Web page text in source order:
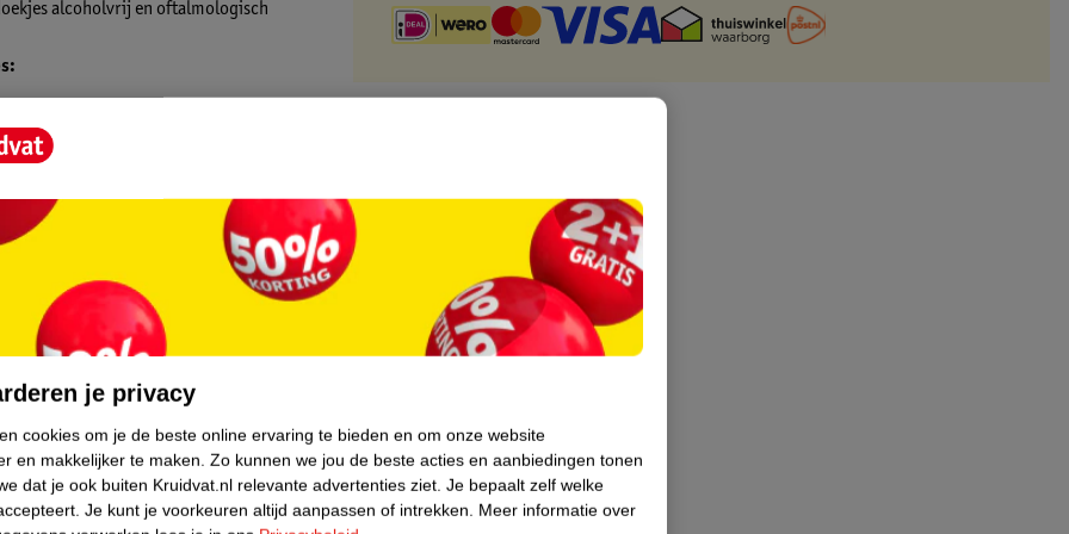
alcoholvrij en oftalmologisch
op een milde manier te verwijderen. De
aan te laten voelen. Sluit de
je privacy
cookies om je de beste online ervaring te bieden en om onze website
en makkelijker te maken. Zo kunnen we jou de beste acties en aanbiedingen tonen
dat je ook buiten Kruidvat.nl relevante advertenties ziet. Je bepaalt zelf welke
Je kunt je voorkeuren altijd aanpassen of intrekken. Meer informatie over